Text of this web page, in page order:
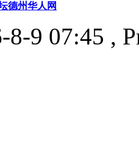
德州华人网
8-9 07:45 ,